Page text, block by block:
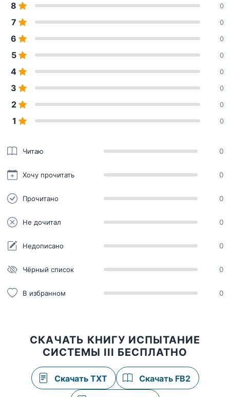
8 0
7 0
6 0
5 0
4 0
3 0
2 0
1 0
Читаю 0
Хочу прочитать 0
Прочитано 0
Не дочитал 0
Недописано 0
Чёрный список 0
В избранном 0
СКАЧАТЬ КНИГУ ИСПЫТАНИЕ
СИСТЕМЫ III БЕСПЛАТНО
Скачать TXT Скачать FB2